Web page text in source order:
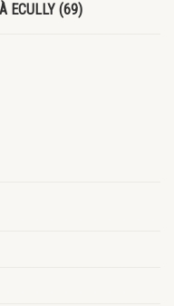
ECULLY (69)